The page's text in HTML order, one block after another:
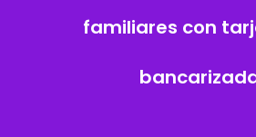
familiares con